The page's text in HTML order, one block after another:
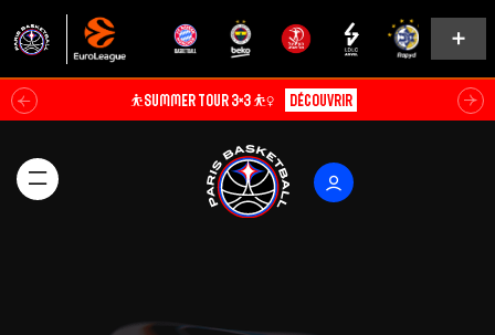
Soldes d’été⚡ Explorer